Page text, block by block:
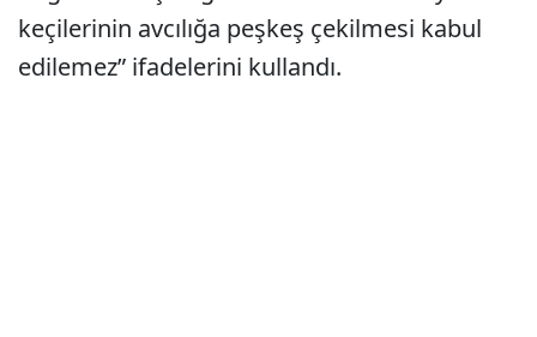
keçilerinin avcılığa peşkeş çekilmesi kabul
edilemez” ifadelerini kullandı.